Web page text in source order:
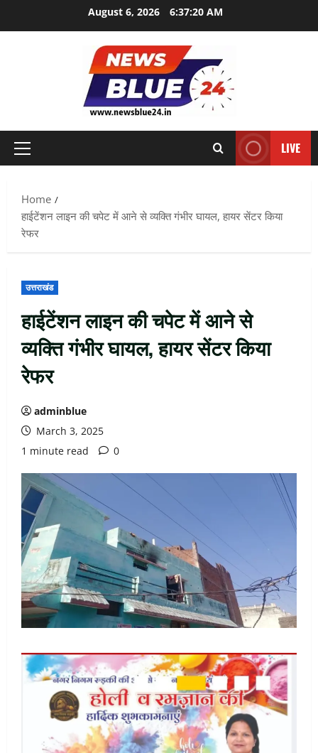
August 6, 2026 6:37:21 AM
Primary
LIVE
Home
हाईटेंशन लाइन की चपेट में आने से व्यक्ति गंभीर घायल, हायर सेंटर किया
रेफर
उत्तराखंड
हाईटेंशन लाइन की चपेट में आने से
व्यक्ति गंभीर घायल, हायर सेंटर किया
रेफर
adminblue
March 3, 2025
1 minute read
0